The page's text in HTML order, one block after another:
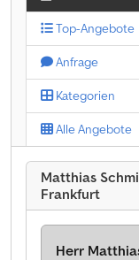
Top-Angebote
Anfrage
Kategorien
Alle Angebote
Matthias
Frankfurt
Herr